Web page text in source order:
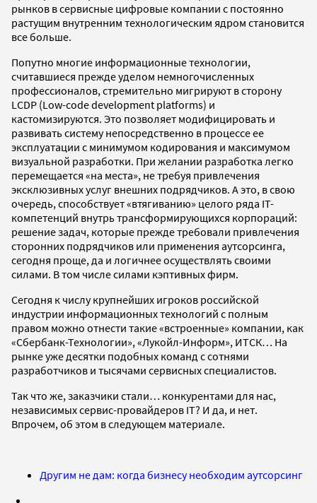
рынков в сервисные цифровые компании с постоянно
растущим внутренним технологическим ядром становится
все больше.
Попутно многие информационные технологии,
считавшиеся прежде уделом немногочисленных
профессионалов, стремительно мигрируют в сторону
LCDP (Low-code development platforms) и
кастомизируются. Это позволяет модифицировать и
развивать систему непосредственно в процессе ее
эксплуатации с минимумом кодирования и максимумом
визуальной разработки. При желании разработка легко
перемещается «на места», не требуя привлечения
эксклюзивных услуг внешних подрядчиков. А это, в свою
очередь, способствует «втягиванию» целого ряда IT-
компетенций внутрь трансформирующихся корпораций:
решение задач, которые прежде требовали привлечения
сторонних подрядчиков или применения аутсорсинга,
сегодня проще, да и логичнее осуществлять своими
силами. В том числе силами кэптивных фирм.
Сегодня к числу крупнейших игроков российской
индустрии информационных технологий с полным
правом можно отнести такие «встроенные» компании, как
«Сбербанк-Технологии», «Лукойл-Информ», ИТСК… На
рынке уже десятки подобных команд с сотнями
разработчиков и тысячами сервисных специалистов.
Так что же, заказчики стали… конкурентами для нас,
независимых сервис-провайдеров IT? И да, и нет.
Впрочем, об этом в следующем материале.
Другим не дам: когда бизнесу необходим аутсорсинг